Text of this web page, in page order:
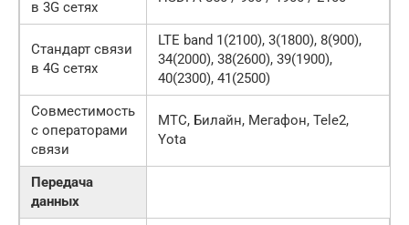
в 3G сетях
Стандарт связи
в 4G сетях
LTE band 1(2100), 3(1800), 8(900),
34(2000), 38(2600), 39(1900),
40(2300), 41(2500)
Совместимость
с операторами
связи
МТС, Билайн, Мегафон, Tele2,
Yota
Передача
данных